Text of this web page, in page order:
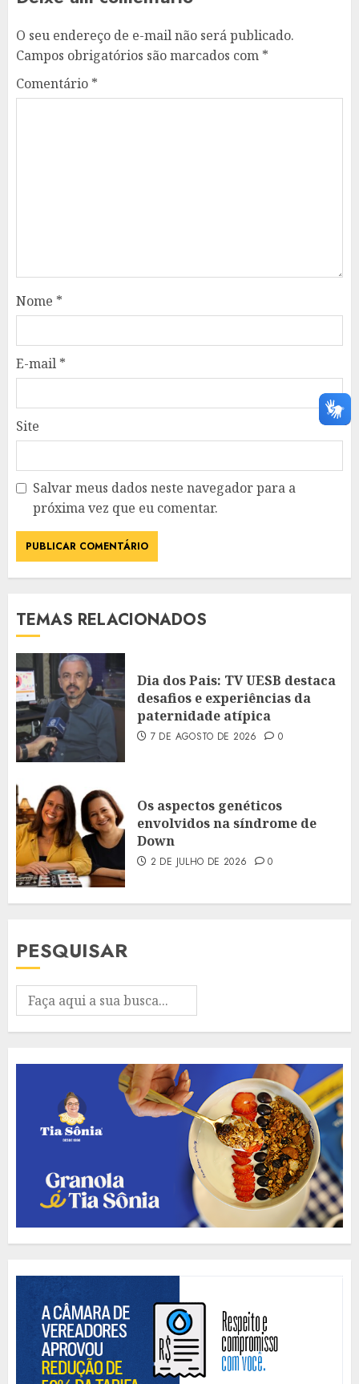
O seu endereço de e-mail não será publicado.
Campos obrigatórios são marcados com *
Comentário *
Nome *
E-mail *
Site
Salvar meus dados neste navegador para a
próxima vez que eu comentar.
TEMAS RELACIONADOS
Dia dos Pais: TV UESB destaca
desafios e experiências da
paternidade atípica
7 DE AGOSTO DE 2026 0
Os aspectos genéticos
envolvidos na síndrome de
Down
2 DE JULHO DE 2026 0
PESQUISAR